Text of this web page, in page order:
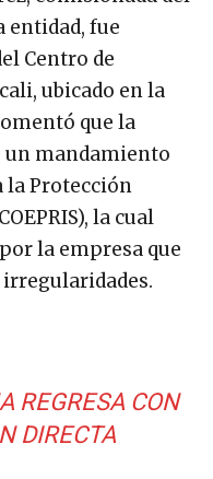
entidad, fue
Centro de
ubicado en la
que la
un mandamiento
la Protección
la cual
la empresa que
REGRESA CON
DIRECTA